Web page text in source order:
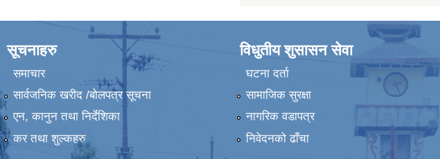
सूचनाहरु
समाचार
सार्वजनिक खरीद /बोलपत्र सूचना
एन, कानुन तथा निर्देशिका
कर तथा शुल्कहरु
विधुतीय शुसासन सेवा
घटना दर्ता
सामाजिक सुरक्षा
नागरिक वडापत्र
निवेदनको ढाँचा